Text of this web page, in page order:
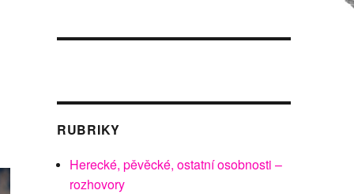
RUBRIKY
Herecké, pěvěcké, ostatní osobnosti –
rozhovory